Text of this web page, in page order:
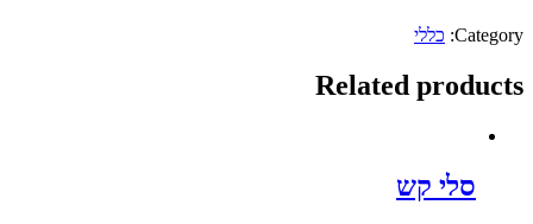
Category: כללי
Related products
סלי קש